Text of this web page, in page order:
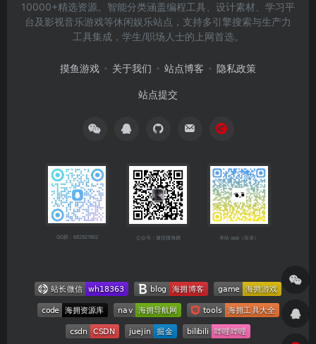
10000+精选资源。智能分类涵盖编程工具、设计素材、学习平
台及影视音乐游戏等休闲娱乐站点，支持多引擎搜索与生产力
工具集成，学生/职场人士的上网首选。
摸鱼游戏 关于我们 站点博客 隐私政策
站点提交
QQ群：682921902 公众号：微信搜海拥 本站 app（安卓）